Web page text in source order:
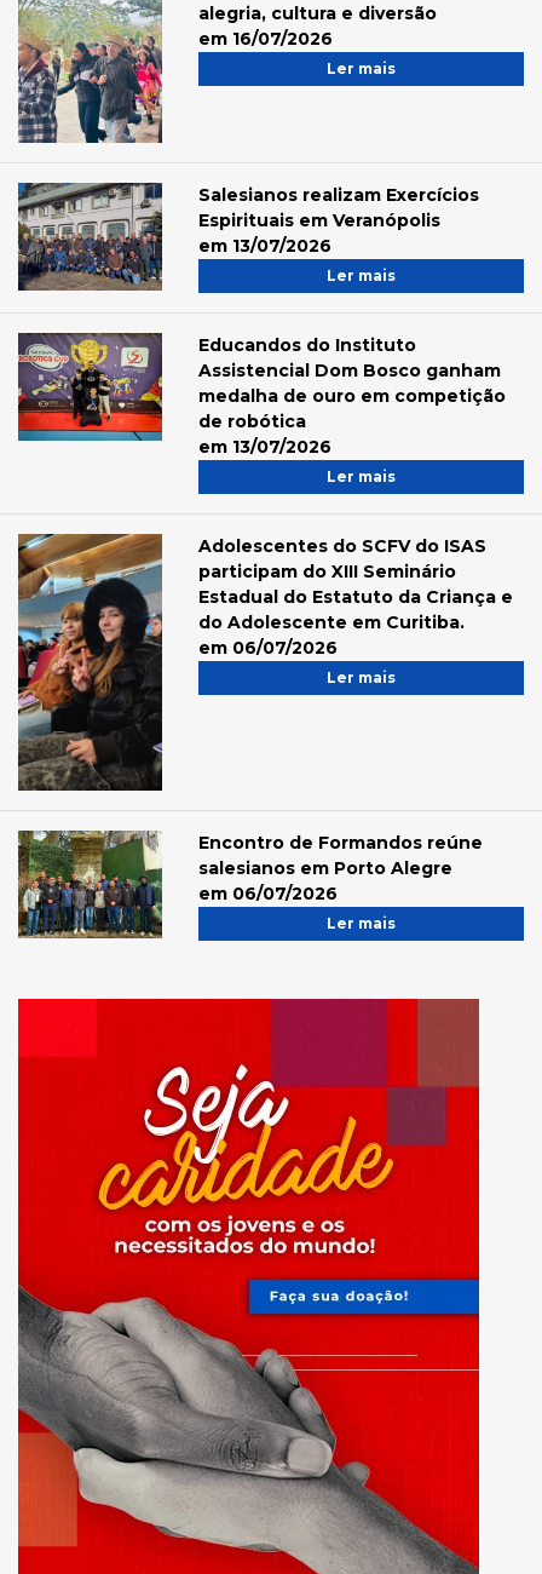
alegria, cultura e diversão
em 16/07/2026
Ler mais
Salesianos realizam Exercícios
Espirituais em Veranópolis
em 13/07/2026
Ler mais
Educandos do Instituto
Assistencial Dom Bosco ganham
medalha de ouro em competição
de robótica
em 13/07/2026
Ler mais
Adolescentes do SCFV do ISAS
participam do XIII Seminário
Estadual do Estatuto da Criança e
do Adolescente em Curitiba.
em 06/07/2026
Ler mais
Encontro de Formandos reúne
salesianos em Porto Alegre
em 06/07/2026
Ler mais